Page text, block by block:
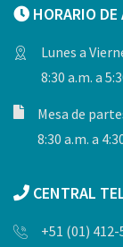
HORARIO
Lunes a
8:30 a.m. a
Mesa de
8:30 a.m. a
CENTRAL
+51 (01) 412-